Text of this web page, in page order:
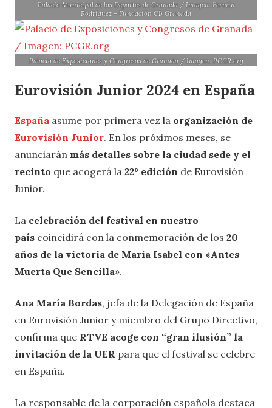
Palacio Municipal de los Deportes de Granada / Imagen: Fermín
Rodríguez – Fundación CB Granada
Palacio de Exposiciones y Congresos de Granada / Imagen: PCGR.org
Eurovisión Junior 2024 en España
España asume por primera vez la organización de
Eurovisión Junior. En los próximos meses, se
anunciarán más detalles sobre la ciudad sede y el
recinto que acogerá la 22º edición de Eurovisión
Junior.
La celebración del festival en nuestro
país coincidirá con la conmemoración de los 20
años de la victoria de María Isabel con «Antes
Muerta Que Sencilla».
Ana María Bordas, jefa de la Delegación de España
en Eurovisión Junior y miembro del Grupo Directivo,
confirma que RTVE acoge con “gran ilusión” la
invitación de la UER para que el festival se celebre
en España.
La responsable de la corporación española destaca